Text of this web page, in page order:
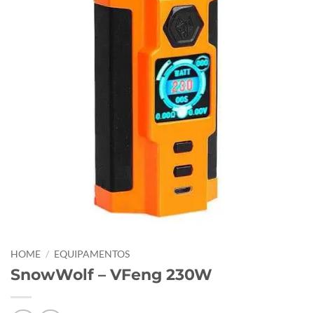
HOME / EQUIPAMENTOS
SnowWolf – VFeng 230W